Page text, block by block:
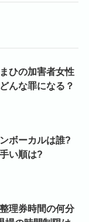
ひの加害者女性
んな罪になる？
ボーカルは誰?
い順は?
理券時間の何分